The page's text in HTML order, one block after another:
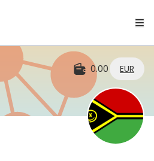
0.00 EUR
에 있든 연결 유지